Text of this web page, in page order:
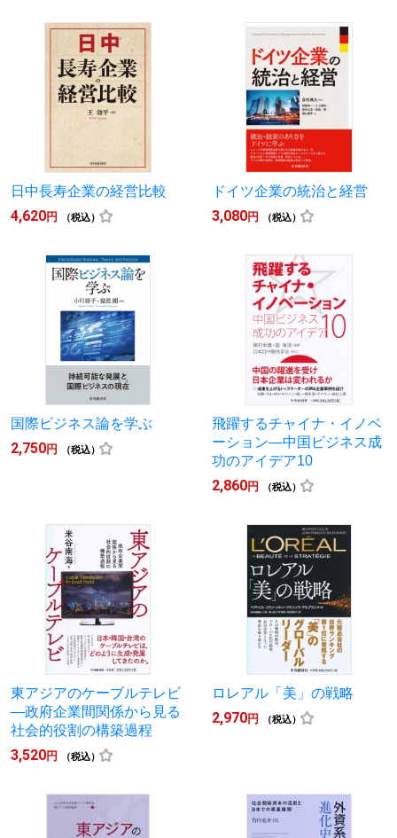
日中長寿企業の経営比較
4,620円 （税込）
ドイツ企業の統治と経営
3,080円 （税込）
国際ビジネス論を学ぶ
2,750円 （税込）
飛躍するチャイナ・イノベ
ーション―中国ビジネス成
功のアイデア10
2,860円 （税込）
東アジアのケーブルテレビ
―政府企業間関係から見る
社会的役割の構築過程
3,520円 （税込）
ロレアル「美」の戦略
2,970円 （税込）